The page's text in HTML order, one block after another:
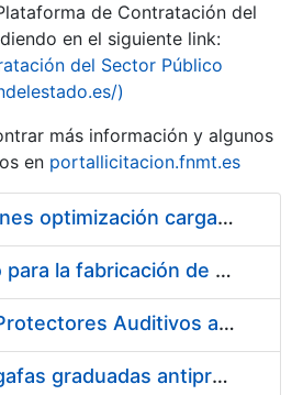
de Contratación del
en el siguiente link:
del Sector Público
)
más información y algunos
en portallicitacion.fnmt.es
Pliego condiciones optimización cargas compras firmado
Acuerdo marco para la fabricación de piezas
Suministro de Protectores Auditivos a medida para las personas trabajadoras de los Centros de Trabajo de Madrid y Burgos
Suministro de gafas graduadas antiproyecciones para los trabajadores de la FNMT-RCM en los centros de trabajo de Madrid y Burgos